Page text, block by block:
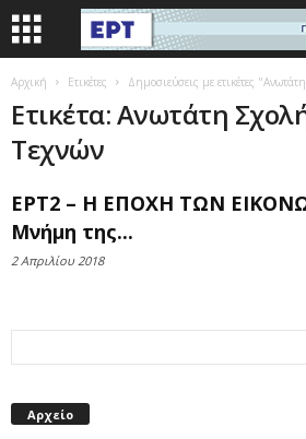
Αρχική Ετικέτες Δημοσιεύσεις με ετικέτες
Ετικέτα: Ανωτάτη
Τεχνών
ΕΡΤ2 – Η ΕΠΟΧΗ ΤΩΝ
Μνήμη της...
2 Απριλίου 2018
Αρχείο